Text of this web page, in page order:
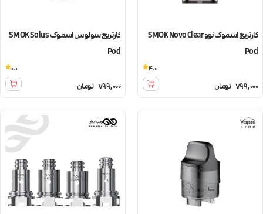
کارتریج اسموک نوو SMOK Novo Clear
Pod
799,000 تومان
4.0
کارتریج سولوس اسموک SMOK Solus
Pod
799,000 تومان
0.0